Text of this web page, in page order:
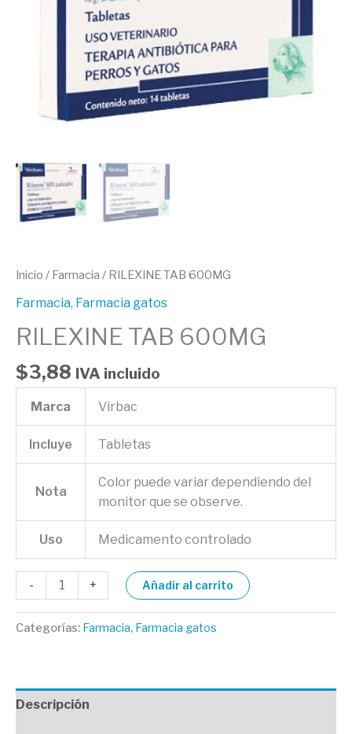
Inicio / Farmacia / RILEXINE TAB 600MG
Farmacia, Farmacia gatos
RILEXINE TAB 600MG
$3,88 IVA incluido
Marca Virbac
Incluye Tabletas
Nota
Color puede variar dependiendo del
monitor que se observe.
Uso Medicamento controlado
- + Añadir al carrito
Categorías: Farmacia, Farmacia gatos
Descripción